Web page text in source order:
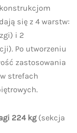
się z 4 warstw:
i 2
Po utworzeniu
zastosowania
strefach
224 kg(sekcja